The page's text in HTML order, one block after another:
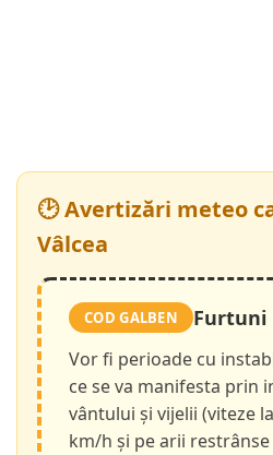
🕑 Avertizări meteo
Vâlcea
COD GALBEN Furtuni
Vor fi perioade cu
ce se va manifesta prin
vântului și vijelii (viteze
km/h și pe arii